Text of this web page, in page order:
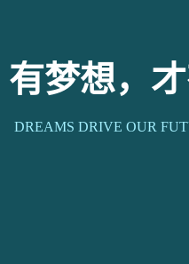
有梦想，
DREAMS DRIVE OUR